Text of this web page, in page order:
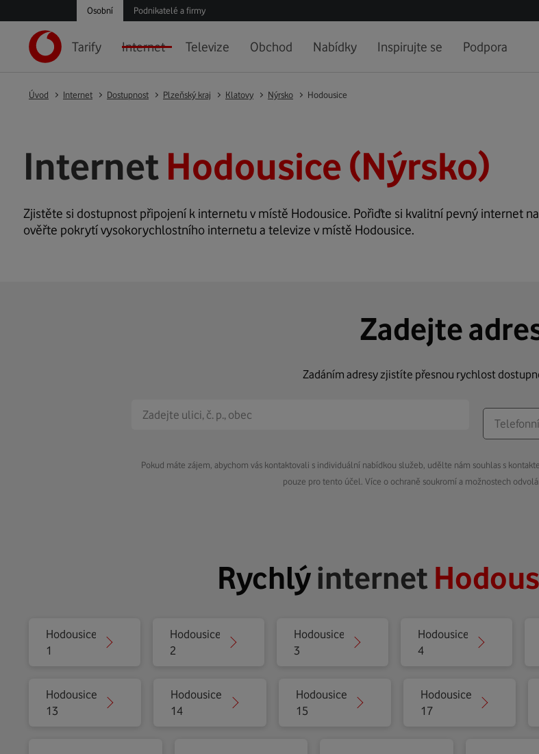
Osobní Podnikatelé a firmy
Tarify Internet Televize Obchod Nabídky Inspirujte se Podpora
Úvod Internet Dostupnost Plzeňský kraj Klatovy Nýrsko Hodousice
Internet Hodousice (Nýrsko)
Zjistěte si dostupnost připojení k internetu v místě Hodousice. Pořiďte si kvalitní pevný internet
ověřte pokrytí vysokorychlostního internetu a televize v místě Hodousice.
Zadejte
Zadáním adresy zjistíte přesnou rychlost
Pokud máte zájem, abychom vás kontaktovali s individuální nabídkou služeb, udělte nám souhlas s
pouze pro tento účel. Více o ochraně soukromí a možnostech
Rychlýinternet
Hodousice
1
Hodousice
2
Hodousice
3
Hodousice
4
Hodousice
13
Hodousice
14
Hodousice
15
Hodousice
17